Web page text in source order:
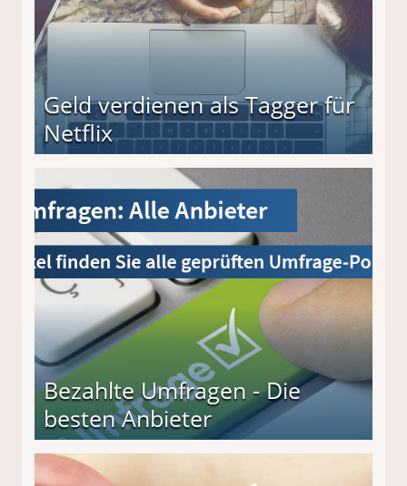
Geld verdienen als Tagger für
Netflix
Bezahlte Umfragen - Die
besten Anbieter